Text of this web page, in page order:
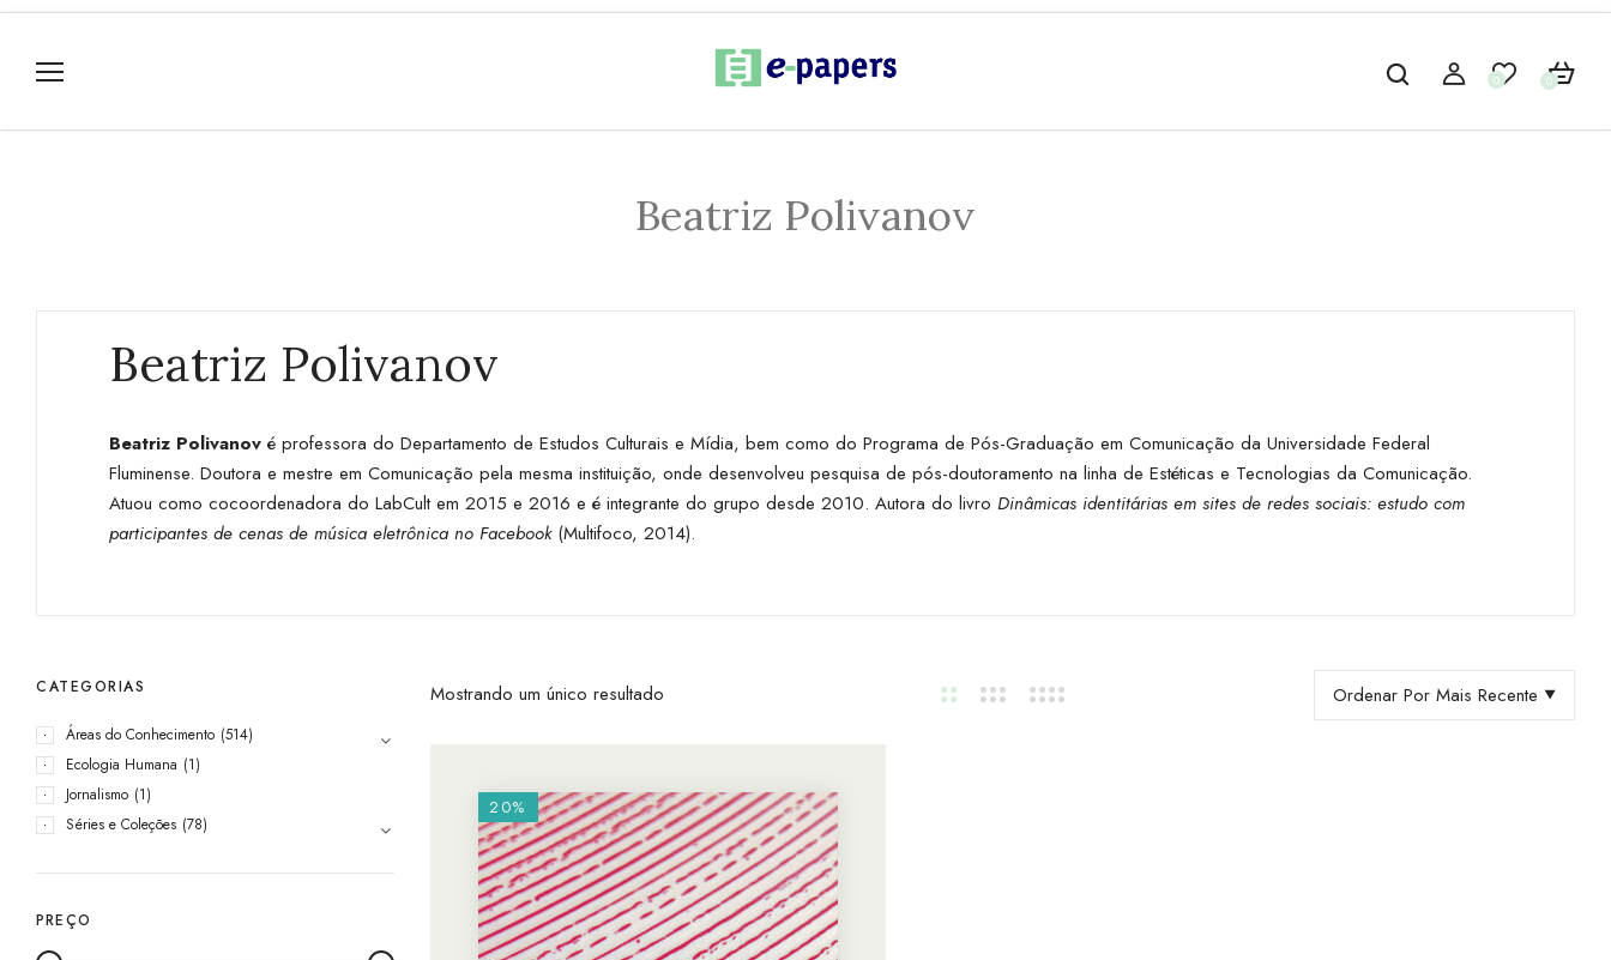
0 0
Beatriz Polivanov
Beatriz Polivanov
Beatriz Polivanov é professora do Departamento de Estudos Culturais e Mídia, bem como do Programa de Pós-Graduação em Comunicação da Universidade Federal
Fluminense. Doutora e mestre em Comunicação pela mesma instituição, onde desenvolveu pesquisa de pós-doutoramento na linha de Estéticas e Tecnologias da Comunicação.
Atuou como cocoordenadora do LabCult em 2015 e 2016 e é integrante do grupo desde 2010. Autora do livro Dinâmicas identitárias em sites de redes sociais: estudo com
participantes de cenas de música eletrônica no Facebook(Multifoco, 2014).
CATEGORIAS
Áreas do Conhecimento (514)
Ecologia Humana (1)
Jornalismo (1)
Séries e Coleções (78)
PREÇO
Mostrando um único resultado Ordenar Por Mais Recente
20%